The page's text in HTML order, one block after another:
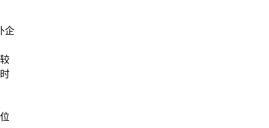
企